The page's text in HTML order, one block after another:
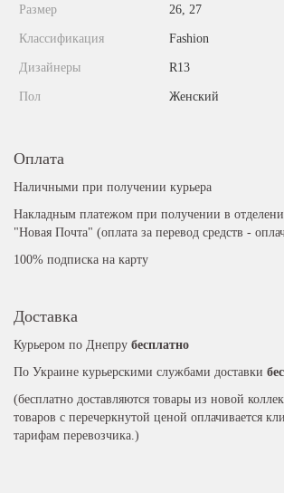
Размер 26, 27
Классификация Fashion
Дизайнеры R13
Пол Женский
Оплата
Наличными при получении курьера
Накладным платежом при получении в
"Новая Почта" (оплата за перевод средств -
100% подписка на карту
Доставка
Курьером по Днепру бесплатно
По Украине курьерскими службами доставки
(бесплатно доставляются товары из новой
товаров с перечеркнутой ценой оплачивается
тарифам перевозчика.)